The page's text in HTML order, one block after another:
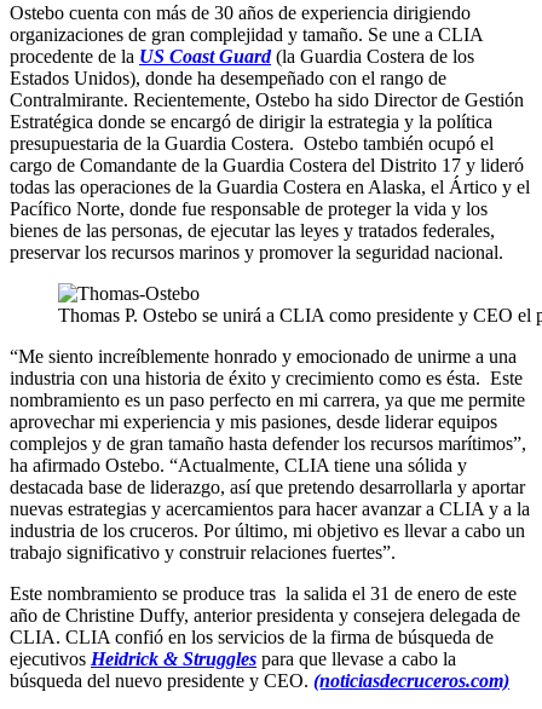
Ostebo cuenta con más de 30 años de experiencia dirigiendo
organizaciones de gran complejidad y tamaño. Se une a CLIA
procedente de la US Coast Guard(la Guardia Costera de los
Estados Unidos), donde ha desempeñado con el rango de
Contralmirante. Recientemente, Ostebo ha sido Director de Gestión
Estratégica donde se encargó de dirigir la estrategia y la política
presupuestaria de la Guardia Costera. Ostebo también ocupó el
cargo de Comandante de la Guardia Costera del Distrito 17 y lideró
todas las operaciones de la Guardia Costera en Alaska, el Ártico y el
Pacífico Norte, donde fue responsable de proteger la vida y los
bienes de las personas, de ejecutar las leyes y tratados federales,
preservar los recursos marinos y promover la seguridad nacional.
Thomas P. Ostebo se unirá a CLIA como presidente y CEO el
“Me siento increíblemente honrado y emocionado de unirme a una
industria con una historia de éxito y crecimiento como es ésta. Este
nombramiento es un paso perfecto en mi carrera, ya que me permite
aprovechar mi experiencia y mis pasiones, desde liderar equipos
complejos y de gran tamaño hasta defender los recursos marítimos”,
ha afirmado Ostebo. “Actualmente, CLIA tiene una sólida y
destacada base de liderazgo, así que pretendo desarrollarla y aportar
nuevas estrategias y acercamientos para hacer avanzar a CLIA y a la
industria de los cruceros. Por último, mi objetivo es llevar a cabo un
trabajo significativo y construir relaciones fuertes”.
Este nombramiento se produce tras la salida el 31 de enero de este
año de Christine Duffy, anterior presidenta y consejera delegada de
CLIA. CLIA confió en los servicios de la firma de búsqueda de
ejecutivos Heidrick & Struggles para que llevase a cabo la
búsqueda del nuevo presidente y CEO. (noticiasdecruceros.com)